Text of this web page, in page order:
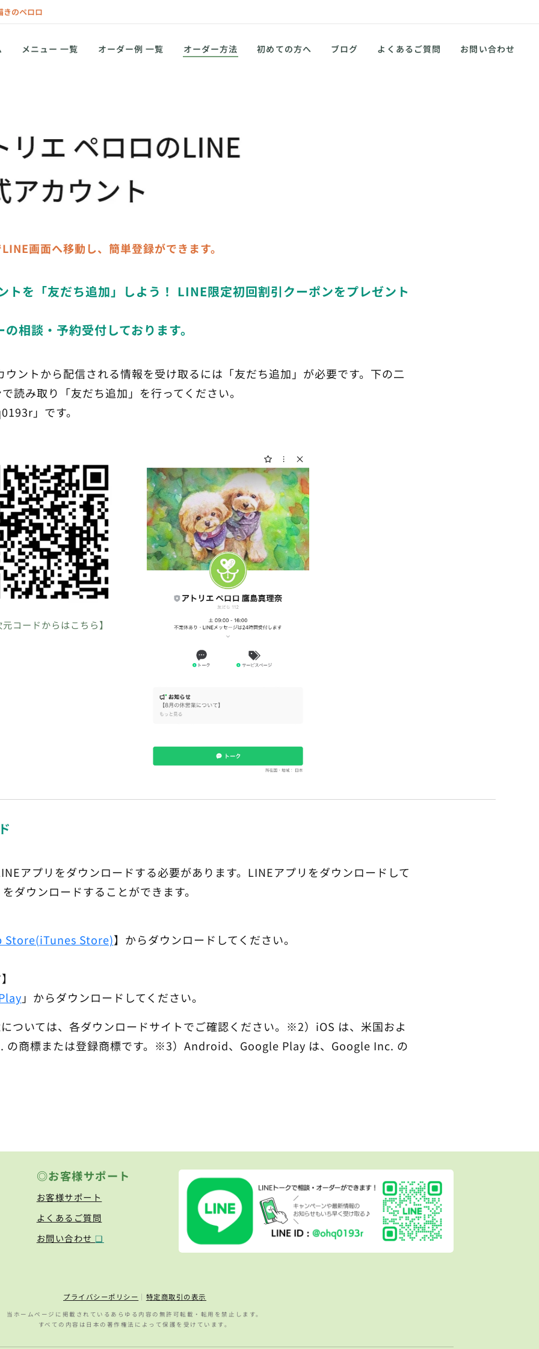
きのペロロ
メニュー 一覧 オーダー例 一覧 オーダー方法 初めての方へ ブログ よくあるご質問 お問い合わせ
画面へ移動し、簡単登録ができます。
トを「友だち追加」しよう！ LINE限定初回割引クーポンをプレゼント
相談・予約受付しております。
ントから配信される情報を受け取るには「友だち追加」が必要です。下の二
読み取り「友だち追加」を行ってください。
」です。
コードからはこちら】
アプリをダウンロードする必要があります。LINEアプリをダウンロードして
ダウンロードすることができます。
Store(iTunes Store)】 からダウンロードしてください。
」からダウンロードしてください。
ついては、各ダウンロードサイトでご確認ください。※2）iOS は、米国およ
の商標または登録商標です。※3）Android、Google Play は、Google Inc. の
◎お客様サポート
お客様サポート
よくあるご質問
お問い合わせ❏
プライバシーポリシー ｜ 特定商取引の表示
当ホームページに掲載されているあらゆる内容の無許可転載・転用を禁止します。
すべての内容は日本の著作権法によって保護を受けています。